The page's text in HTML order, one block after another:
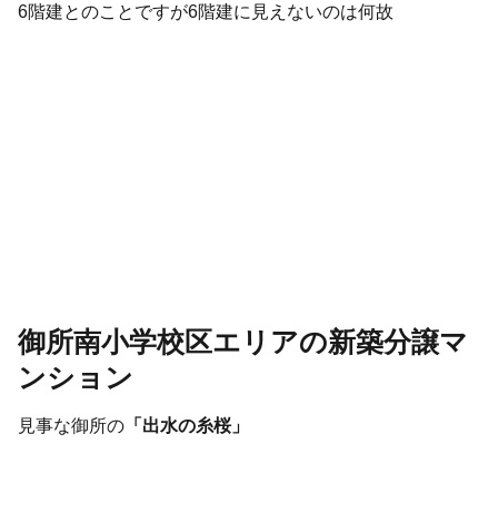
6階建とのことですが6階建に見えないのは何故
御所南小学校区エリアの新築分譲マ
ンション
見事な御所の 「出水の糸桜」